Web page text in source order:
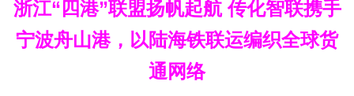
浙江“四港”联盟扬帆起航 传化智联携手
宁波舟山港，以陆海铁联运编织全球货
通网络